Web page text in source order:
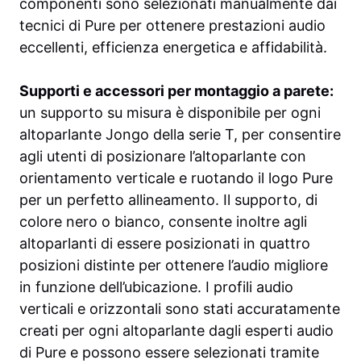
tecnici di Pure per ottenere prestazioni audio
eccellenti, efficienza energetica e affidabilità.
Supporti e accessori per montaggio a parete:
un supporto su misura è disponibile per ogni
altoparlante Jongo della serie T, per consentire
agli utenti di posizionare l’altoparlante con
orientamento verticale e ruotando il logo Pure
per un perfetto allineamento. Il supporto, di
colore nero o bianco, consente inoltre agli
altoparlanti di essere posizionati in quattro
posizioni distinte per ottenere l’audio migliore
in funzione dell’ubicazione. I profili audio
verticali e orizzontali sono stati accuratamente
creati per ogni altoparlante dagli esperti audio
di Pure e possono essere selezionati tramite